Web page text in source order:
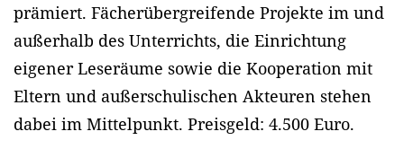
prämiert. Fächerübergreifende Projekte im und
außerhalb des Unterrichts, die Einrichtung
eigener Leseräume sowie die Kooperation mit
Eltern und außerschulischen Akteuren stehen
dabei im Mittelpunkt. Preisgeld: 4.500 Euro.